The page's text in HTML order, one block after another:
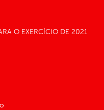
O EXERCÍCIO DE 2021